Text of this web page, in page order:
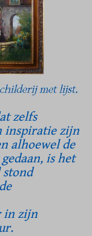
zelfs
inspiratie zijn
alhoewel de
is het
in zijn